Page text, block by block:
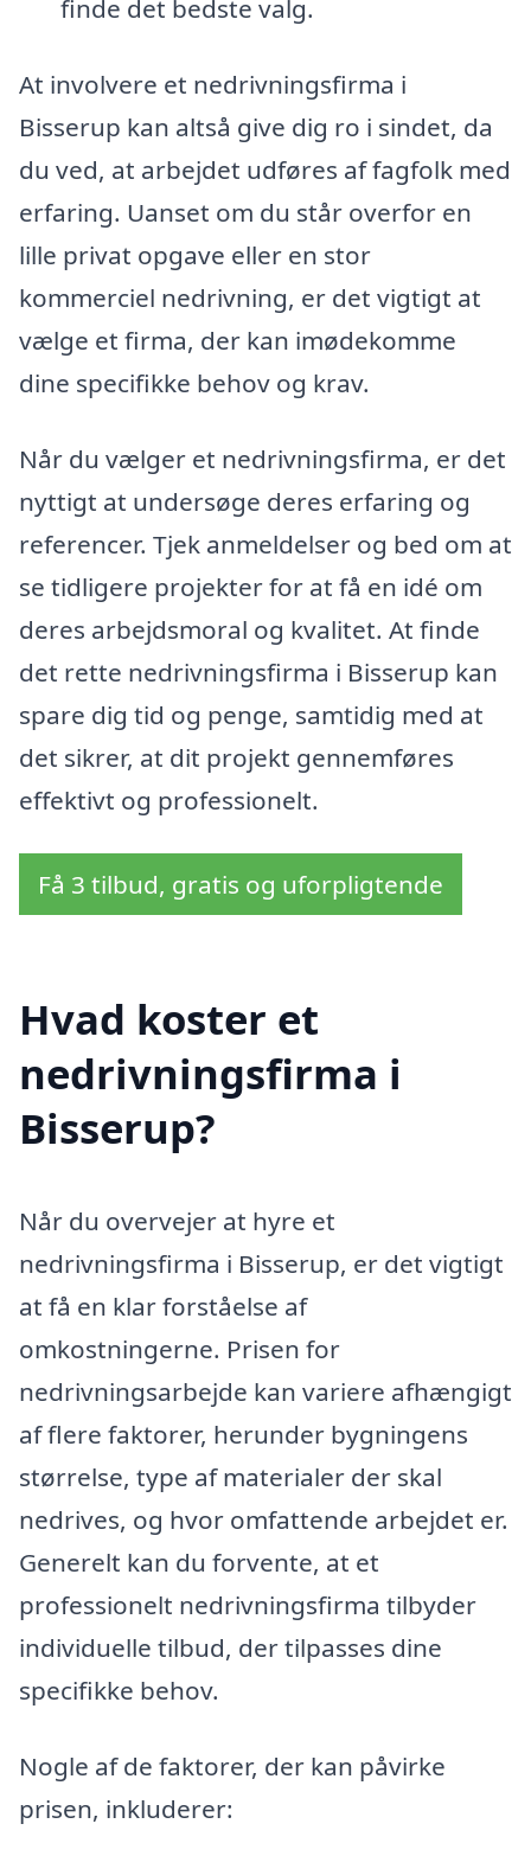
finde det bedste valg.
At involvere et nedrivningsfirma i
Bisserup kan altså give dig ro i sindet, da
du ved, at arbejdet udføres af fagfolk med
erfaring. Uanset om du står overfor en
lille privat opgave eller en stor
kommerciel nedrivning, er det vigtigt at
vælge et firma, der kan imødekomme
dine specifikke behov og krav.
Når du vælger et nedrivningsfirma, er det
nyttigt at undersøge deres erfaring og
referencer. Tjek anmeldelser og bed om at
se tidligere projekter for at få en idé om
deres arbejdsmoral og kvalitet. At finde
det rette nedrivningsfirma i Bisserup kan
spare dig tid og penge, samtidig med at
det sikrer, at dit projekt gennemføres
effektivt og professionelt.
Få 3 tilbud, gratis og uforpligtende
Hvad koster et
nedrivningsfirma i
Bisserup?
Når du overvejer at hyre et
nedrivningsfirma i Bisserup, er det vigtigt
at få en klar forståelse af
omkostningerne. Prisen for
nedrivningsarbejde kan variere afhængigt
af flere faktorer, herunder bygningens
størrelse, type af materialer der skal
nedrives, og hvor omfattende arbejdet er.
Generelt kan du forvente, at et
professionelt nedrivningsfirma tilbyder
individuelle tilbud, der tilpasses dine
specifikke behov.
Nogle af de faktorer, der kan påvirke
prisen, inkluderer: